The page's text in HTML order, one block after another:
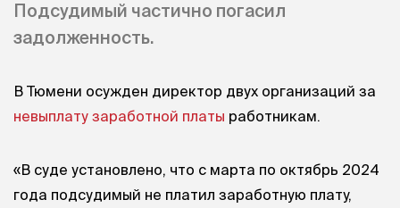
Подсудимый частично погасил
задолженность.
В Тюмени осужден директор двух организаций за
невыплату заработной платы работникам.
«В суде установлено, что с марта по октябрь 2024
года подсудимый не платил заработную плату,